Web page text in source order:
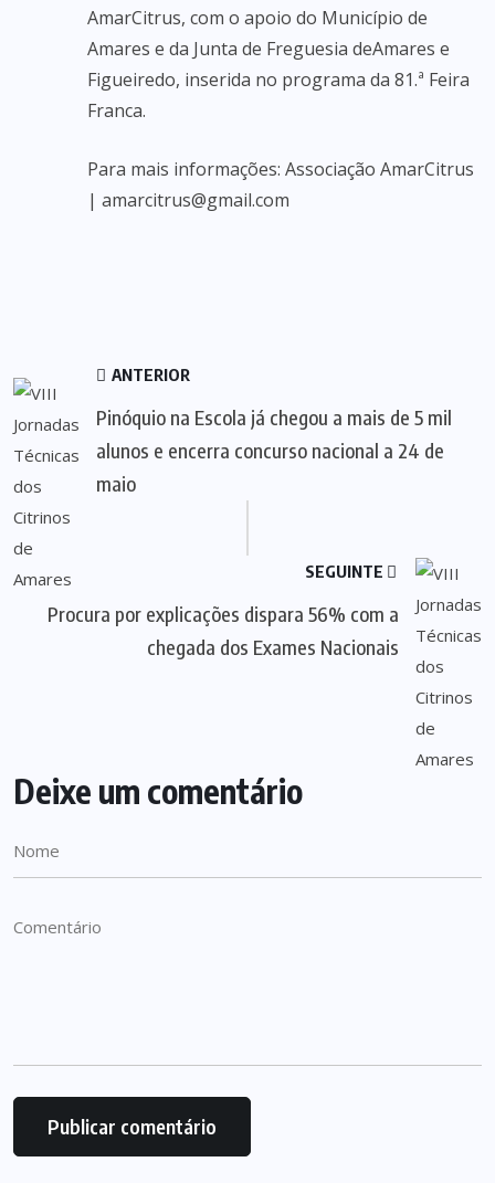
AmarCitrus, com o apoio do Município de
Amares e da Junta de Freguesia deAmares e
Figueiredo, inserida no programa da 81.ª Feira
Franca.
Para mais informações: Associação AmarCitrus
| amarcitrus@gmail.com
ANTERIOR
Pinóquio na Escola já chegou a mais de 5 mil
alunos e encerra concurso nacional a 24 de
maio
SEGUINTE
Procura por explicações dispara 56% com a
chegada dos Exames Nacionais
Deixe um comentário